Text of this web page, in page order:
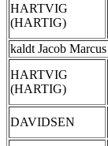
HARTVIG
(HARTIG)
kaldt Jacob
HARTVIG
(HARTIG)
DAVIDSEN